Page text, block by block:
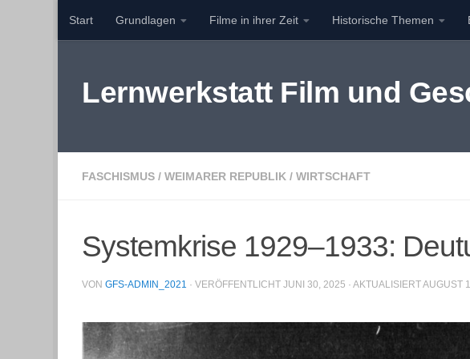
Zum Inhalt springen
Start Grundlagen Filme in ihrer Zeit Historische Themen
Lernwerkstatt Film und
FASCHISMUS / WEIMARER REPUBLIK / WIRTSCHAFT
Systemkrise 1929–1933:
VON GFS-ADMIN_2021 · VERÖFFENTLICHT JUNI 30, 2025 · AKTUALISIERTAUGUST